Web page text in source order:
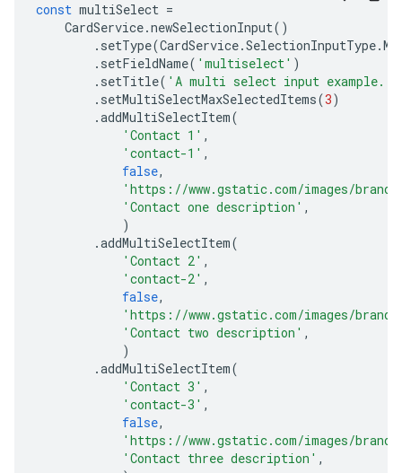
const multiSelect =
CardService.newSelectionInput()
. setType(CardService.SelectionInputType.
. setFieldName( 'multiselect' )
. setTitle( 'A multi select input example.'
. setMultiSelectMaxSelectedItems(3)
.addMultiSelectItem(
'Contact 1' ,
'contact-1' ,
false,
'https://www.gstatic.com/images/
'Contact one description' ,
)
.addMultiSelectItem(
'Contact 2' ,
'contact-2' ,
false,
'https://www.gstatic.com/images/
'Contact two description' ,
)
.addMultiSelectItem(
'Contact 3' ,
'contact-3' ,
false,
'https://www.gstatic.com/images/
'Contact three description' ,